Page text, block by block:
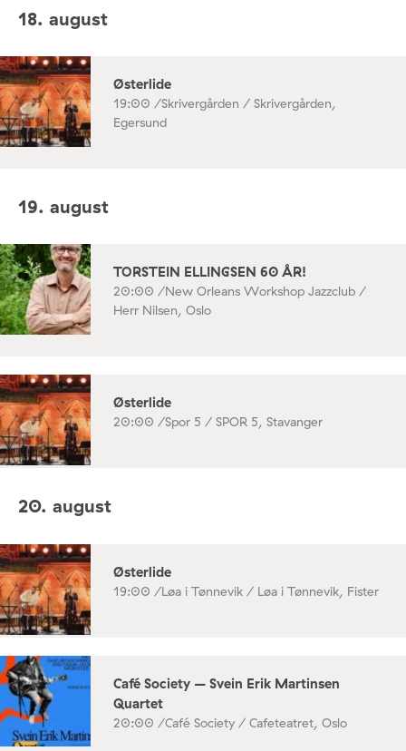
18. august
Østerlide
19:00 /Skrivergården / Skrivergården,
Egersund
19. august
TORSTEIN ELLINGSEN 60 ÅR!
20:00 /New Orleans Workshop Jazzclub /
Herr Nilsen, Oslo
Østerlide
20:00 /Spor 5 / SPOR 5, Stavanger
20. august
Østerlide
19:00 /Løa i Tønnevik / Løa i Tønnevik, Fister
Café Society – Svein Erik Martinsen
Quartet
20:00 /Café Society / Cafeteatret, Oslo